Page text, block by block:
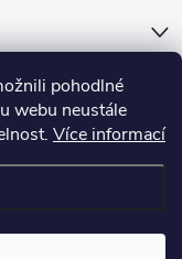
pohodlné
webu neustále
Více informací
vyhrazena.